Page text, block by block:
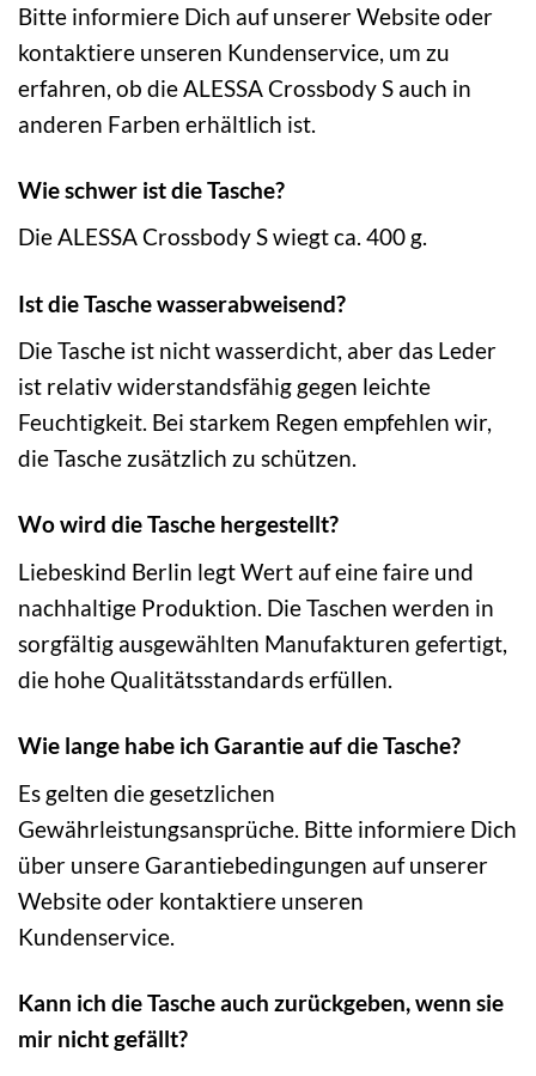
Bitte informiere Dich auf unserer Website oder
kontaktiere unseren Kundenservice, um zu
erfahren, ob die ALESSA Crossbody S auch in
anderen Farben erhältlich ist.
Wie schwer ist die Tasche?
Die ALESSA Crossbody S wiegt ca. 400 g.
Ist die Tasche wasserabweisend?
Die Tasche ist nicht wasserdicht, aber das Leder
ist relativ widerstandsfähig gegen leichte
Feuchtigkeit. Bei starkem Regen empfehlen wir,
die Tasche zusätzlich zu schützen.
Wo wird die Tasche hergestellt?
Liebeskind Berlin legt Wert auf eine faire und
nachhaltige Produktion. Die Taschen werden in
sorgfältig ausgewählten Manufakturen gefertigt,
die hohe Qualitätsstandards erfüllen.
Wie lange habe ich Garantie auf die Tasche?
Es gelten die gesetzlichen
Gewährleistungsansprüche. Bitte informiere Dich
über unsere Garantiebedingungen auf unserer
Website oder kontaktiere unseren
Kundenservice.
Kann ich die Tasche auch zurückgeben, wenn sie
mir nicht gefällt?